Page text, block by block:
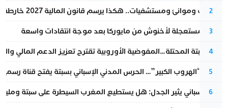
2
قطارات وموانئ ومستشفيات.. هكذا يرسم قانون المالية 2027 خارطة المغرب المقبل
3
عودة مستعجلة لأخنوش من مايوركا بعد موجة انتقادات واسعة
4
أزمة سبتة المحتلة…المفوضية الأوروبية تقترح تعزيز الدعم المالي
5
عملية “الهروب الكبير”… الحرس المدني الإسباني بسبتة يفتح قناة
6
تقرير إسباني يثير الجدل: هل يستطيع المغرب السيطرة على سبتة